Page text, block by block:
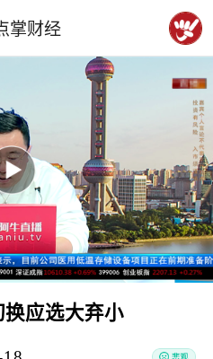
掌财经
应选大弃小